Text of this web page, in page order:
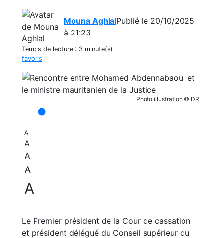
Mouna AghlalPublié le 20/10/2025
à 21:23
Temps de lecture : 3 minute(s)
favoris
Photo illustration © DR
A
A
A
A
A
Le Premier président de la Cour de cassation
et président délégué du Conseil supérieur du